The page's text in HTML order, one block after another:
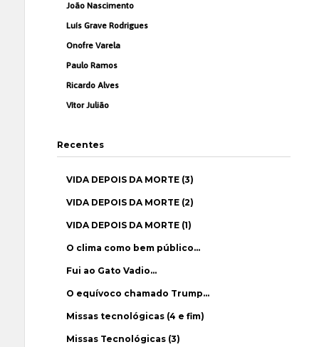
João Nascimento
Luís Grave Rodrigues
Onofre Varela
Paulo Ramos
Ricardo Alves
Vítor Julião
Recentes
VIDA DEPOIS DA MORTE (3)
VIDA DEPOIS DA MORTE (2)
VIDA DEPOIS DA MORTE (1)
O clima como bem público…
Fui ao Gato Vadio…
O equívoco chamado Trump…
Missas tecnológicas (4 e fim)
Missas Tecnológicas (3)